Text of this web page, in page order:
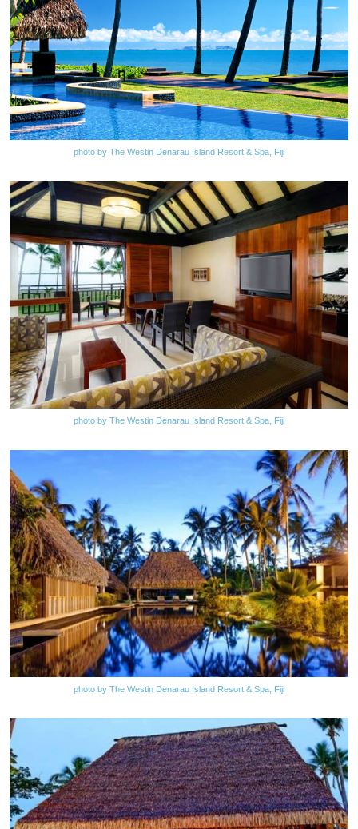
photo by The Westin Denarau Island Resort & Spa, Fiji
photo by The Westin Denarau Island Resort & Spa, Fiji
photo by The Westin Denarau Island Resort & Spa, Fiji